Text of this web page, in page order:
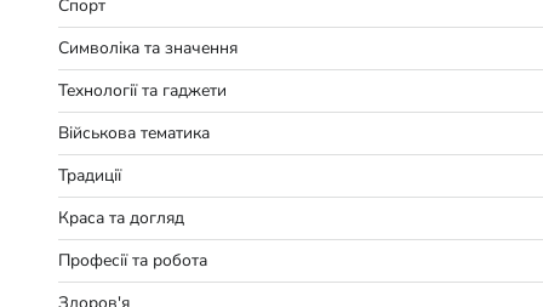
Спорт
Символіка та значення
Технології та гаджети
Військова тематика
Традиції
Краса та догляд
Професії та робота